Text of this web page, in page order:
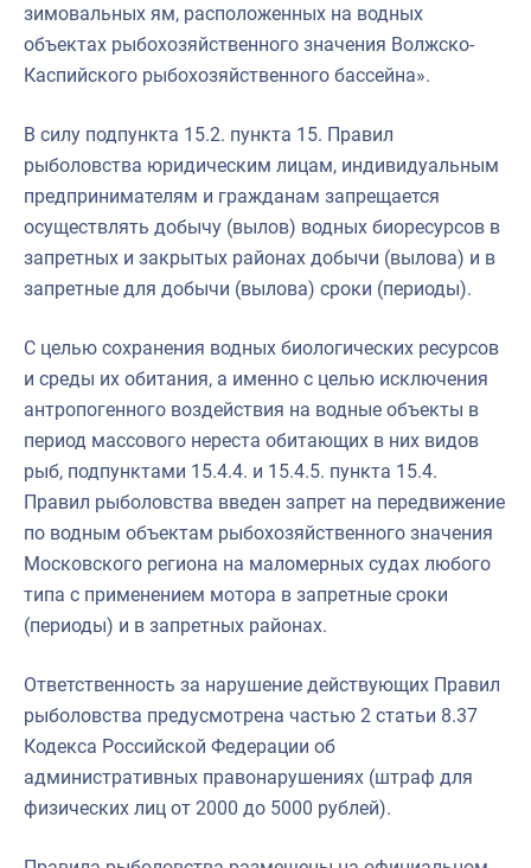
зимовальных ям, расположенных на водных
объектах рыбохозяйственного значения Волжско-
Каспийского рыбохозяйственного бассейна».
В силу подпункта 15.2. пункта 15. Правил
рыболовства юридическим лицам, индивидуальным
предпринимателям и гражданам запрещается
осуществлять добычу (вылов) водных биоресурсов в
запретных и закрытых районах добычи (вылова) и в
запретные для добычи (вылова) сроки (периоды).
С целью сохранения водных биологических ресурсов
и среды их обитания, а именно с целью исключения
антропогенного воздействия на водные объекты в
период массового нереста обитающих в них видов
рыб, подпунктами 15.4.4. и 15.4.5. пункта 15.4.
Правил рыболовства введен запрет на передвижение
по водным объектам рыбохозяйственного значения
Московского региона на маломерных судах любого
типа с применением мотора в запретные сроки
(периоды) и в запретных районах.
Ответственность за нарушение действующих Правил
рыболовства предусмотрена частью 2 статьи 8.37
Кодекса Российской Федерации об
административных правонарушениях (штраф для
физических лиц от 2000 до 5000 рублей).